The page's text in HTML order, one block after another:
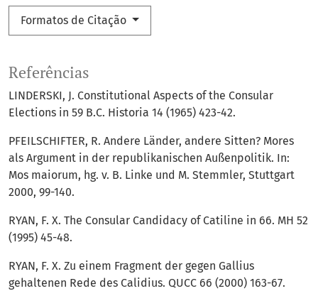
Formatos de Citação
Referências
LINDERSKI, J. Constitutional Aspects of the Consular
Elections in 59 B.C. Historia 14 (1965) 423-42.
PFEILSCHIFTER, R. Andere Länder, andere Sitten? Mores
als Argument in der republikanischen Außenpolitik. In:
Mos maiorum, hg. v. B. Linke und M. Stemmler, Stuttgart
2000, 99-140.
RYAN, F. X. The Consular Candidacy of Catiline in 66. MH 52
(1995) 45-48.
RYAN, F. X. Zu einem Fragment der gegen Gallius
gehaltenen Rede des Calidius. QUCC 66 (2000) 163-67.